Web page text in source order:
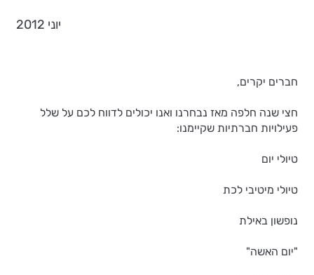
יוני 2012
חברים יקרים,
חצי שנה חלפה מאז נבחרנו ואנו יכולים לדווח לכם על שלל
פעילויות חברתיות שקיימנו:
טיולי יום
טיולי מיטיבי לכת
נופשון באילת
"יום האשה"